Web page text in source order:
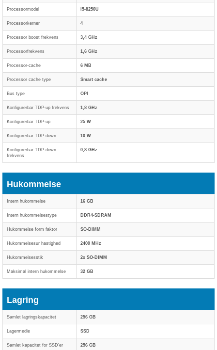
Processormodel i5-8250U
Processorkerner 4
Processor boost frekvens 3,4 GHz
Processorfrekvens 1,6 GHz
Processor-cache 6 MB
Processor cache type Smart cache
Bus type OPI
Konfigurerbar TDP-up frekvens 1,8 GHz
Konfigurerbar TDP-up 25 W
Konfigurerbar TDP-down 10 W
Konfigurerbar TDP-down
frekvens
0,8 GHz
Hukommelse
Intern hukommelse 16 GB
Intern hukommelsestype DDR4-SDRAM
Hukommelse form faktor SO-DIMM
Hukommelsesur hastighed 2400 MHz
Hukommelsesstik 2x SO-DIMM
Maksimal intern hukommelse 32 GB
Lagring
Samlet lagringskapacitet 256 GB
Lagermedie SSD
Samlet kapacitet for SSD'er 256 GB